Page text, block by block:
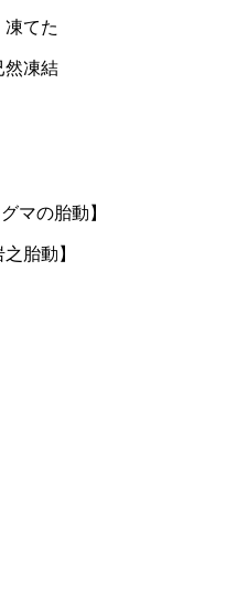
てた
然凍結
マの胎動】
胎動】